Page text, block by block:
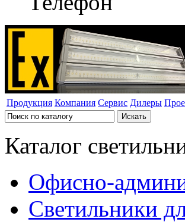
Продукция Компания Сервис Дилеры
Каталог
Офисно-
Светильники